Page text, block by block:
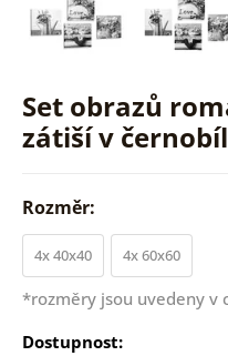
Set obrazů
zátiší v
Rozměr:
4x 40x40 4x 60x60
*rozměry jsou uvedeny v
Dostupnost: